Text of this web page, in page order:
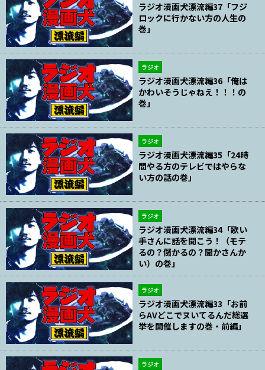
ラジオ漫画犬漂流編37「フジ
ロックに行かない方の人生の
巻」
ラジオ
ラジオ漫画犬漂流編36「俺は
かわいそうじゃねえ！！！の
巻」
ラジオ
ラジオ漫画犬漂流編35「24時
間やる方のテレビではやらな
い方の話の巻」
ラジオ
ラジオ漫画犬漂流編34「歌い
手さんに話を聞こう！（モテ
るの？儲かるの？聞かさんか
い）の巻」
ラジオ
ラジオ漫画犬漂流編33「お前
らAVどこでヌいてるんだ総選
挙を開催しますの巻・前編」
ラジオ